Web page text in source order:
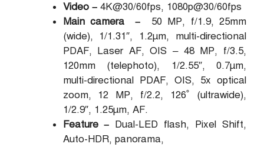
Video –4K@30/60fps, 1080p@30/60fps
Main camera – 50 MP, f/1.9, 25mm
(wide), 1/1.31″, 1.2µm, multi-directional
PDAF, Laser AF, OIS – 48 MP, f/3.5,
120mm (telephoto), 1/2.55″, 0.7µm,
multi-directional PDAF, OIS, 5x optical
zoom, 12 MP, f/2.2, 126˚ (ultrawide),
1/2.9″, 1.25µm, AF.
Feature – Dual-LED flash, Pixel Shift,
Auto-HDR, panorama,